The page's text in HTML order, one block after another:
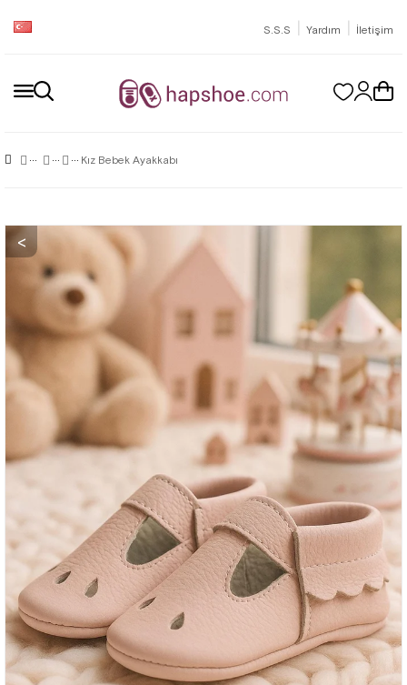
S.S.S | Yardım | İletişim
Kız Bebek Ayakkabı